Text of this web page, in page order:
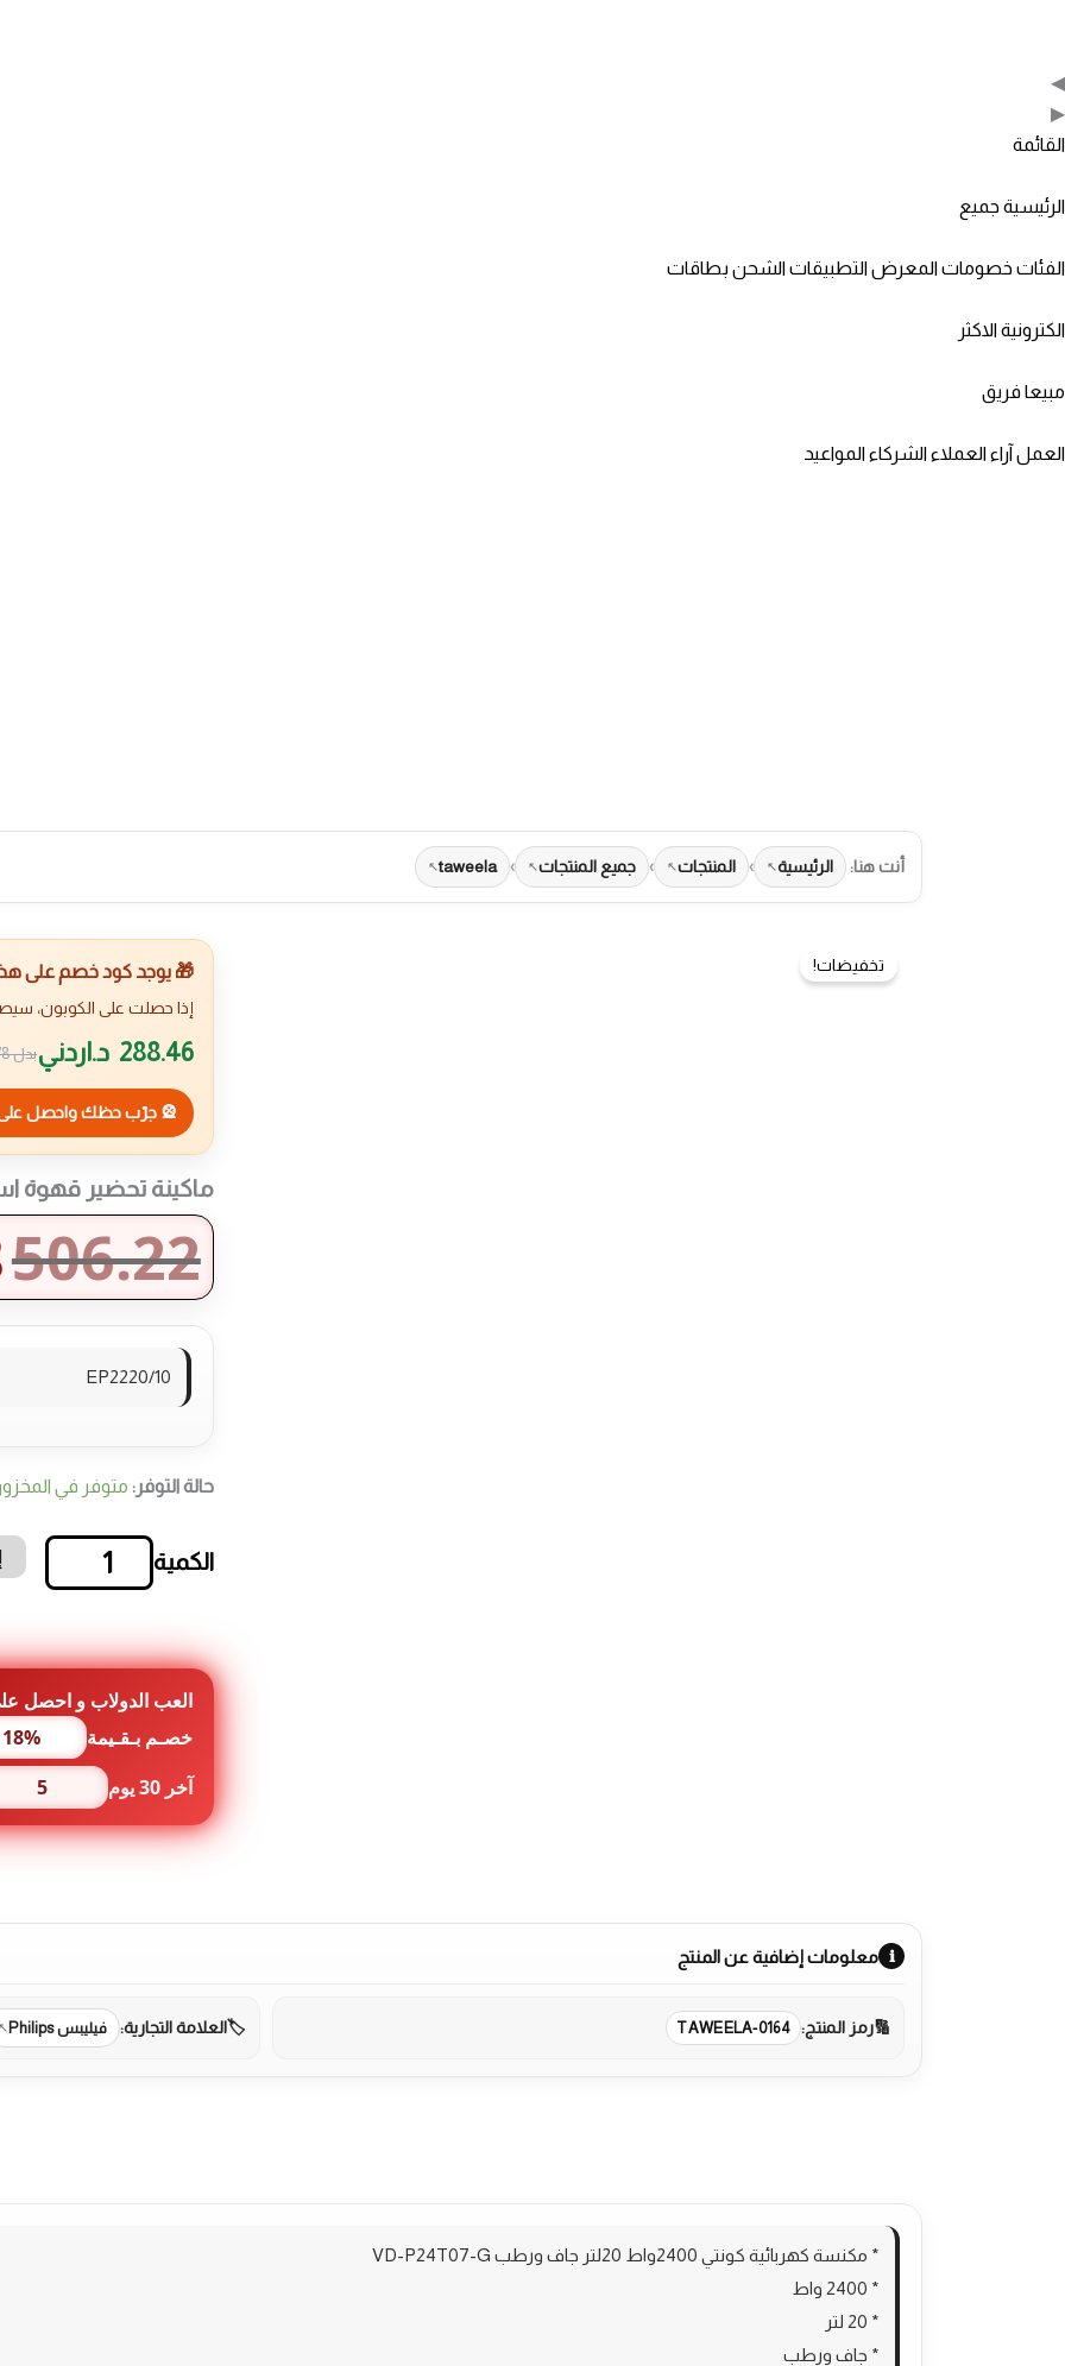
◀
▶
القائمة
الرئيسية جميع
الفئات خصوماتالمعرضالتطبيقاتالشحن بطاقات
الكترونيةالاكثر
مبيعا فريق
العمل آراء العملاءالشركاءالمواعيد
أنت هنا: الرئيسية › المنتجات › جميع المنتجات ›
taweela
تخفيضات! 🎁 يوجد كود خصم على هذا
إذا حصلت على الكوبون،
288.46 د.اردنيبدل
🎡 جرّب حظك واحصل على
ماكينة تحضير قهوة
506.22
EP2220/10
حالة التوفر: متوفر في
كمية
قهوة
اسبريسو
فيليبسالعب الدولاب و احصل
خصـم بـقـيمة
18%
آخر 30 يوم
5
معلومات إضافية عن المنتج
رمز المنتج: TAWEELA-0164 العلامة التجارية: فيليبس Philips
* مكنسة كهربائية كونتي 2400واط 20لتر جاف ورطب VD-P24T07-G
* 2400 واط
* 20 لتر
* جاف ورطب